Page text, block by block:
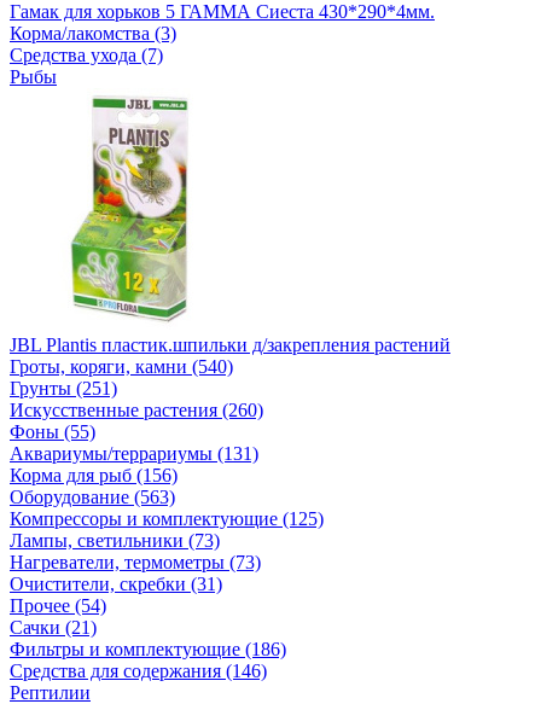
Гамак для хорьков 5 ГАММА Сиеста 430*290*4мм.
Корма/лакомства (3)
Средства ухода (7)
Рыбы
JBL Plantis пластик.шпильки д/закрепления растений
Гроты, коряги, камни (540)
Грунты (251)
Искусственные растения (260)
Фоны (55)
Аквариумы/террариумы (131)
Корма для рыб (156)
Оборудование (563)
Компрессоры и комплектующие (125)
Лампы, светильники (73)
Нагреватели, термометры (73)
Очистители, скребки (31)
Прочее (54)
Сачки (21)
Фильтры и комплектующие (186)
Средства для содержания (146)
Рептилии